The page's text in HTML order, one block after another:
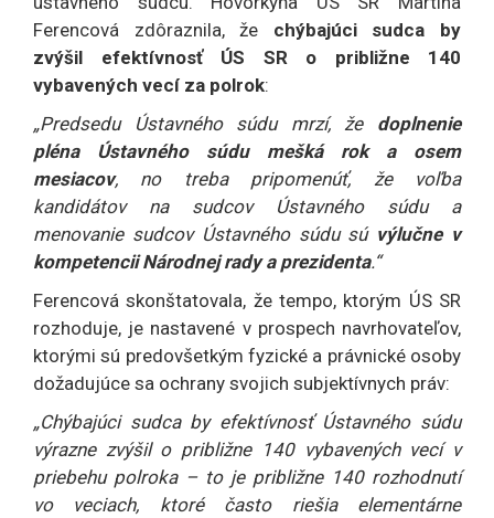
Ferencová zdôraznila, že chýbajúci sudca by
zvýšil efektívnosť ÚS SR o približne 140
vybavených vecí za polrok:
„Predsedu Ústavného súdu mrzí, že doplnenie
pléna Ústavného súdu mešká rok a osem
mesiacov, no treba pripomenúť, že voľba
kandidátov na sudcov Ústavného súdu a
menovanie sudcov Ústavného súdu sú výlučne v
kompetencii Národnej rady a prezidenta.“
Ferencová skonštatovala, že tempo, ktorým ÚS SR
rozhoduje, je nastavené v prospech navrhovateľov,
ktorými sú predovšetkým fyzické a právnické osoby
dožadujúce sa ochrany svojich subjektívnych práv:
„Chýbajúci sudca by efektívnosť Ústavného súdu
výrazne zvýšil o približne 140 vybavených vecí v
priebehu polroka – to je približne 140 rozhodnutí
vo veciach, ktoré často riešia elementárne